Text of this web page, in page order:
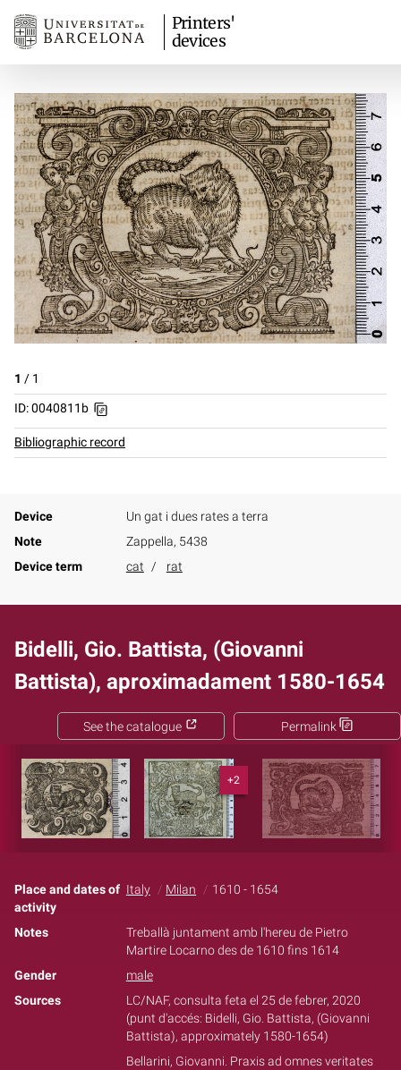
Printers'
devices
1 / 1
ID: 0040811b
Bibliographic record
Device
Un gat i dues rates a terra
Note
Zappella, 5438
Device term
cat rat
Bidelli, Gio. Battista, (Giovanni
Battista), aproximadament 1580-1654
Permalink
See the catalogue
+2
Place and dates of
activity
Italy Milan 1610 - 1654
Notes
Treballà juntament amb l'hereu de Pietro
Martire Locarno des de 1610 fins 1614
Gender
male
Sources
LC/NAF, consulta feta el 25 de febrer, 2020
(punt d'accés: Bidelli, Gio. Battista, (Giovanni
Battista), approximately 1580-1654)
Bellarini, Giovanni. Praxis ad omnes veritates